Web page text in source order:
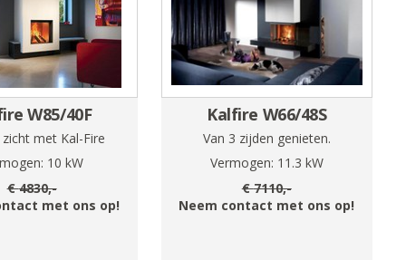
W85/40F
met Kal-Fire
10 kW
€4830,-
met ons op!
Kalfire W66/48S
Van 3 zijden genieten.
Vermogen: 11.3 kW
€7110,-
Neem contact met ons op!